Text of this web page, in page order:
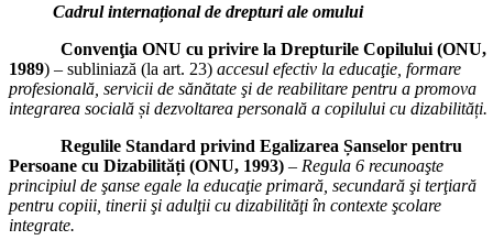
Cadrul internațional de drepturi ale omului
Convenţia ONU cu privire la Drepturile Copilului (ONU,
1989) – subliniază (la art. 23) accesul efectiv la educaţie, formare
profesională, servicii de sănătate şi de reabilitare pentru a promova
integrarea socială și dezvoltarea personală a copilului cu dizabilități.
Regulile Standard privind Egalizarea Șanselor pentru
Persoane cu Dizabilități (ONU, 1993) – Regula 6 recunoaşte
principiul de şanse egale la educaţie primară, secundară şi terţiară
pentru copiii, tinerii şi adulţii cu dizabilităţi în contexte şcolare
integrate.